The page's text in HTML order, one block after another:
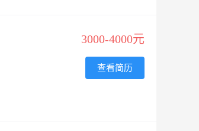
3000-4000元
查看简历